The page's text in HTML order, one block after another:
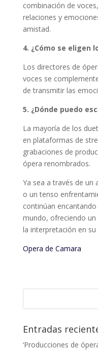
combinación de
relaciones y
amistad.
4. ¿Cómo se eligen
Los directores de
voces se
de transmitir las
5. ¿Dónde puedo
La mayoría de los
en plataformas de
grabaciones de
ópera renombrados.
Ya sea a través de
o un tenso
continúan
mundo, ofreciendo
la interpretación en
Opera de Camara
Entradas
‘Producciones de